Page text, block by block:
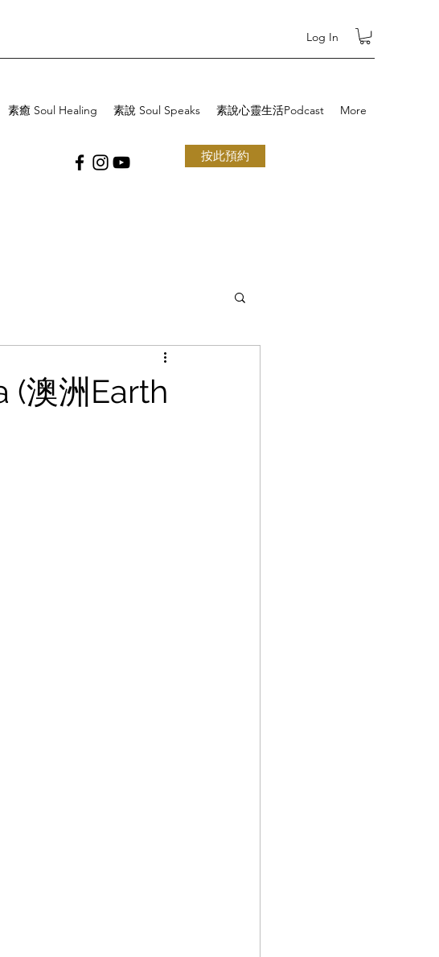
Log In
素癒 Soul Healing 素說 Soul Speaks 素說心靈生活Podcast More
按此預約
(澳洲Earth